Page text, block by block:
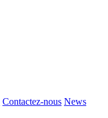
Contactez-nous News